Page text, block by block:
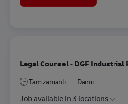
Legal Counsel - DGF Industrial
Tam zamanlı Daimi
Job available in 3 locations